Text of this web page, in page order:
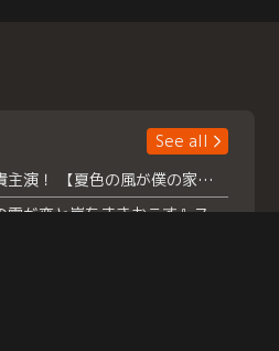
See all
浮所飛貴主演！ 【夏色の風が僕の家にやってきた】 本日よりテラサで独占配信スタート！
『夏色の雲が恋と嵐をまきおこす』スペシャルメイキング 【Part1】2026年７月18日（土）23時30分～配信スタート！話題のシーンの裏側を大公開！豪華キャスト大集合！ 『武宮家 真夏の家族会議』開催！